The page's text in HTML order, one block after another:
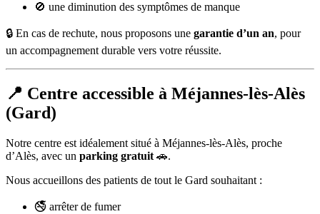
🚫 une diminution des symptômes de manque
🔒 En cas de rechute, nous proposons une garantie d’un an, pour
un accompagnement durable vers votre réussite.
📍 Centre accessible à Méjannes-lès-Alès
(Gard)
Notre centre est idéalement situé à Méjannes-lès-Alès, proche
d’Alès, avec un parking gratuit 🚗.
Nous accueillons des patients de tout le Gard souhaitant :
🚭 arrêter de fumer